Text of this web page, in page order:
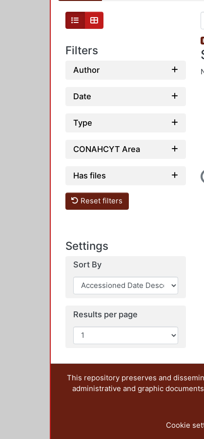
Filters
Author
Date
Type
CONAHCYT Area
Has files
Reset filters
Settings
Sort By
Results per page
This repository preserves and
administrative and graphic
Cookie